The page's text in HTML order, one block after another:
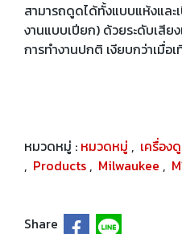
สามารถดูดได้ทั้งแบบแห้งแล
งานแบบเปียก) ด้วยระดับเสีย
การทำงานปกติ เงียบกว่าเมื่อ
หมวดหมู่ : หมวดหมู่ , เครื่อ
, Products , Milwaukee ,
Share